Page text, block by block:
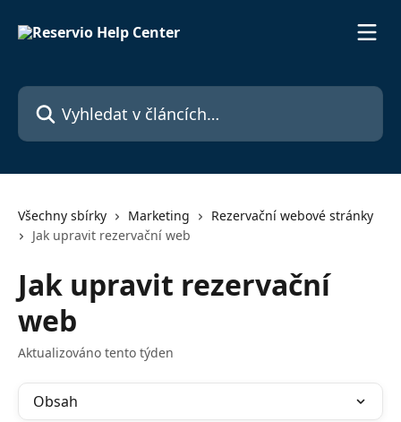
Vyhledat v článcích…
Všechny sbírky Marketing
Rezervační webové stránky
Jak upravit rezervační web
Jak upravit rezervační
web
Aktualizováno tento týden
Obsah